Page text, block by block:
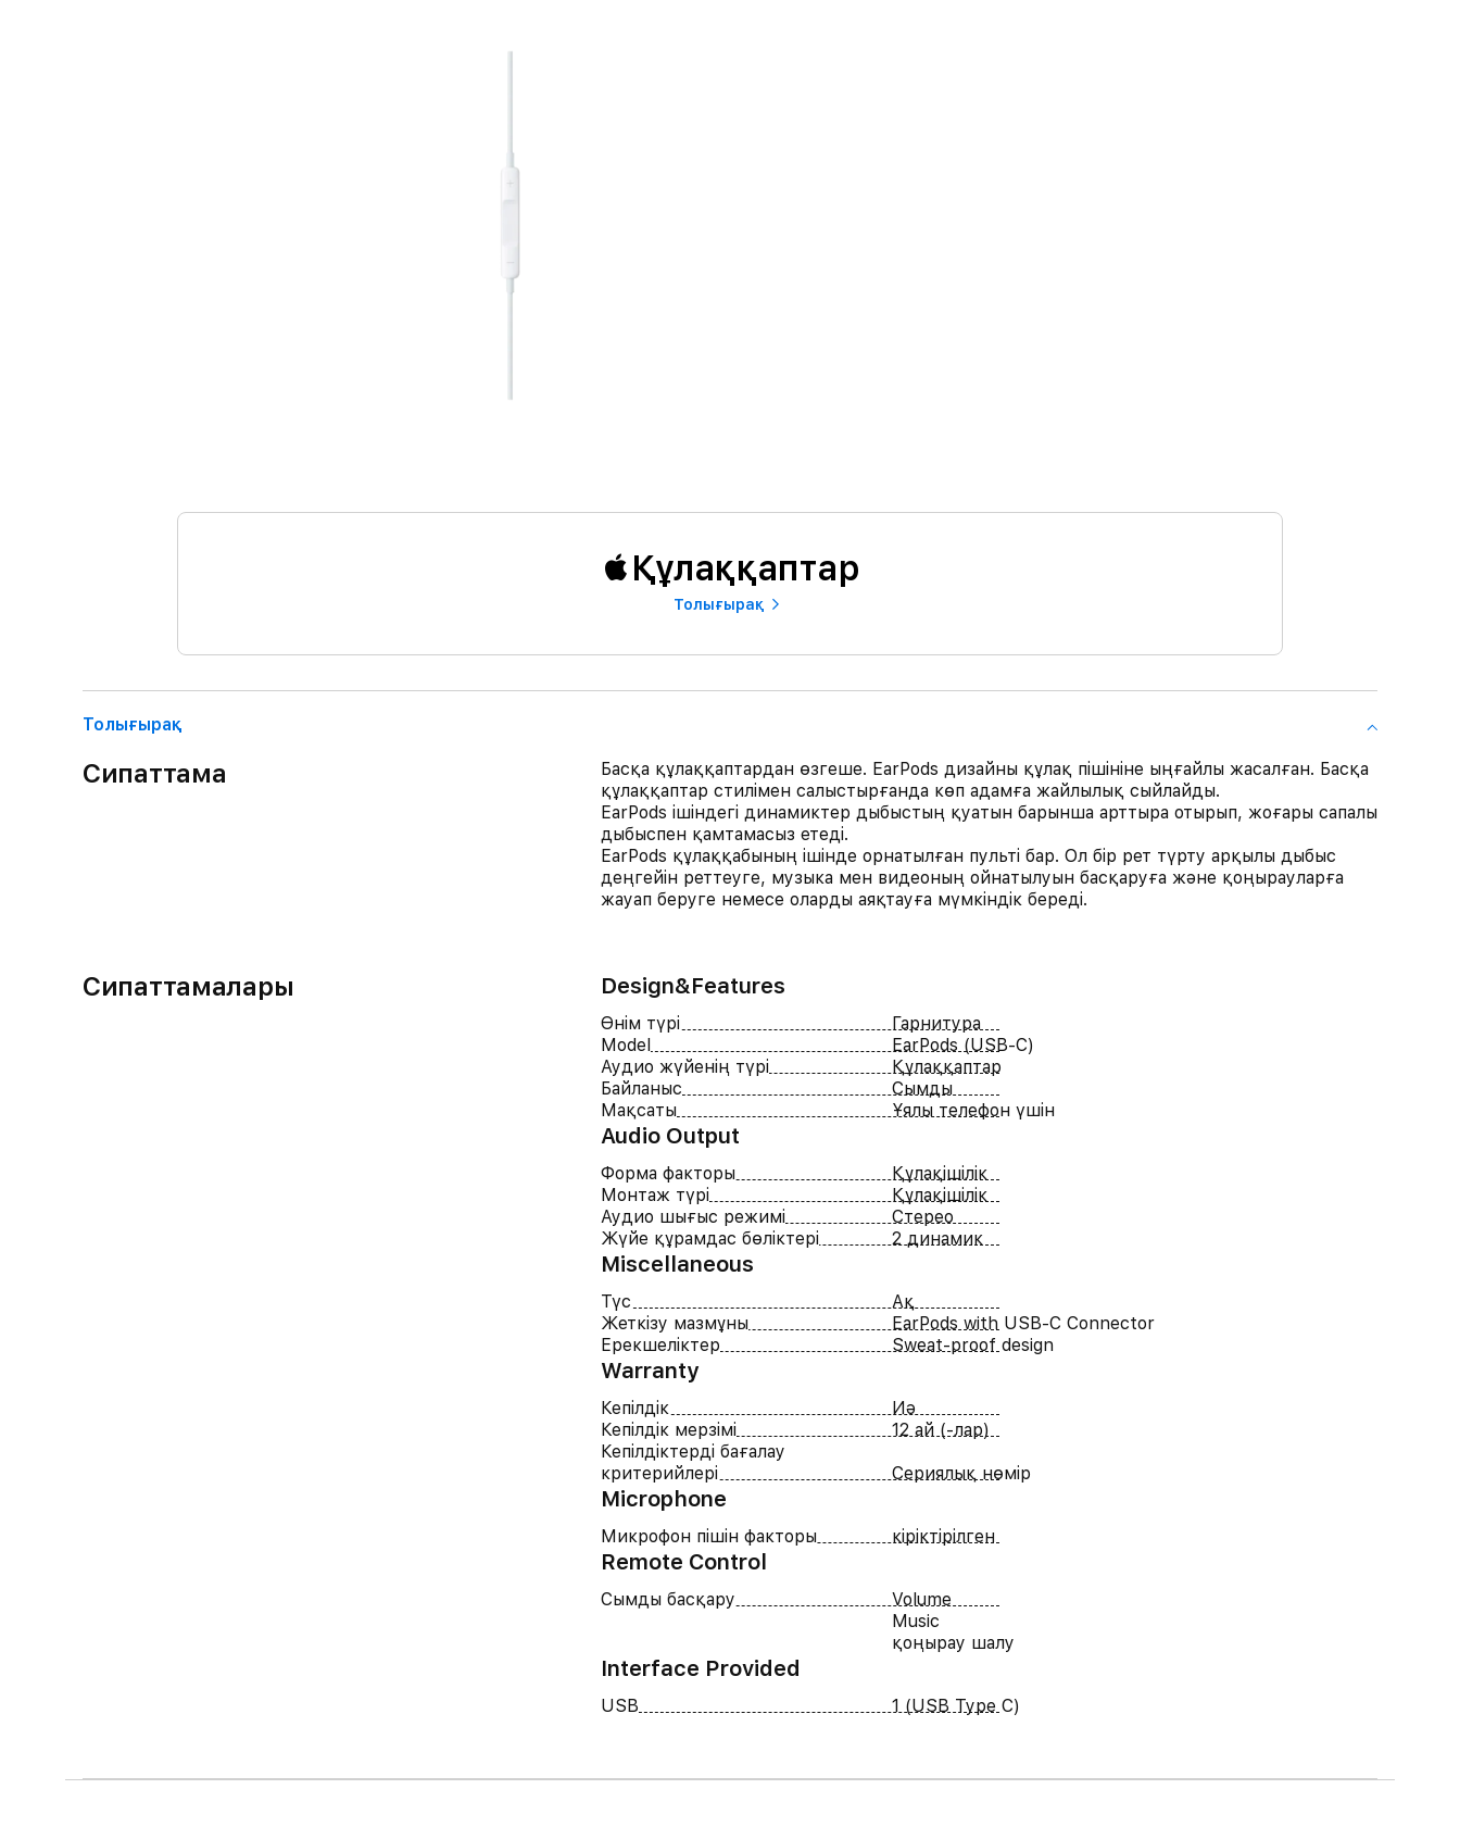
Құлаққаптар
Толығырақ
Толығырақ
Сипаттама
Басқа құлаққаптардан өзгеше. EarPods дизайны құлақ пішініне ыңғайлы жасалған. Басқа
құлаққаптар стилімен салыстырғанда көп адамға жайлылық сыйлайды.
EarPods ішіндегі динамиктер дыбыстың қуатын барынша арттыра отырып, жоғары сапалы
дыбыспен қамтамасыз етеді.
EarPods құлаққабының ішінде орнатылған пульті бар. Ол бір рет түрту арқылы дыбыс
деңгейін реттеуге, музыка мен видеоның ойнатылуын басқаруға және қоңырауларға
жауап беруге немесе оларды аяқтауға мүмкіндік береді.
Сипаттамалары Design&Features
Өнім түрі
Гарнитура
Model
EarPods (USB-C)
Аудио жүйенің түрі
Құлаққаптар
Байланыс
Сымды
Мақсаты
Ұялы телефон үшін
Audio Output
Форма факторы
Құлақішілік
Монтаж түрі
Құлақішілік
Аудио шығыс режимі
Стерео
Жүйе құрамдас бөліктері
2 динамик
Miscellaneous
Түс
Ақ
Жеткізу мазмұны
EarPods with USB-C Connector
Ерекшеліктер
Sweat-proof design
Warranty
Кепілдік
Иә
Кепілдік мерзімі
12 ай (-лар)
Кепілдіктерді бағалау
критерийлері
Сериялық нөмір
Microphone
Микрофон пішін факторы кіріктірілген
Remote Control
Сымды басқару
Volume
Music
қоңырау шалу
Interface Provided
USB 1 (USB Type C)